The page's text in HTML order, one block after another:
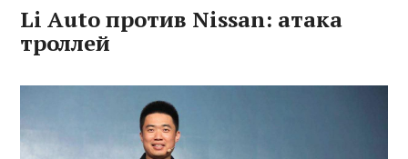
Li Auto против Nissan: атака
троллей